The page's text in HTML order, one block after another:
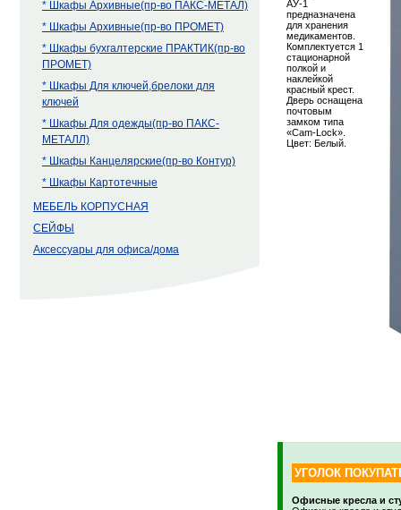
* Шкафы Архивные(пр-во ПАКС-МЕТАЛ)
* Шкафы Архивные(пр-во ПРОМЕТ)
* Шкафы бухгалтерские ПРАКТИК(пр-во
ПРОМЕТ)
* Шкафы Для ключей,брелоки для
ключей
* Шкафы Для одежды(пр-во ПАКС-
МЕТАЛЛ)
* Шкафы Канцелярские(пр-во Контур)
* Шкафы Картотечные
МЕБЕЛЬ КОРПУСНАЯ
СЕЙФЫ
Аксессуары для офиса/дома
АУ-1
предназначена
для хранения
медикаментов.
Комплектуется 1
стационарной
полкой и
наклейкой
красный крест.
Дверь оснащена
почтовым
замком типа
«Cam-Lock».
Цвет: Белый.
УГОЛОК
Офисные кресла и